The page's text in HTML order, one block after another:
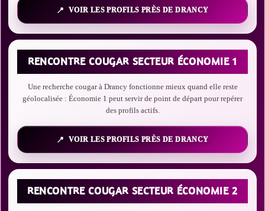
VOIR LES PROFILS PRÈS DE DRANCY
RENCONTRE COUGAR SECTEUR ÉCONOMIE 1
Une recherche cougar à Drancy fonctionne mieux quand elle reste
géolocalisée : Économie 1 peut servir de point de départ pour repérer
des profils actifs.
VOIR LES PROFILS PRÈS DE DRANCY
RENCONTRE COUGAR SECTEUR ÉCONOMIE 2